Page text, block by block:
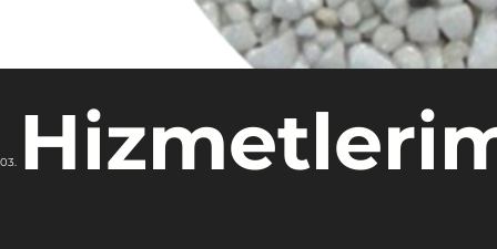
03.